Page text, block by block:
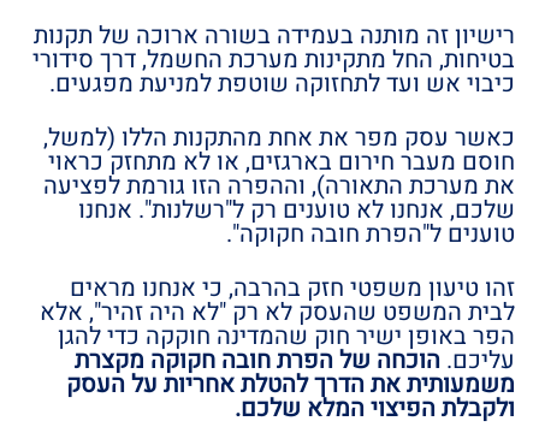
רישיון זה מותנה בעמידה בשורה ארוכה של תקנות
בטיחות, החל מתקינות מערכת החשמל, דרך סידורי
כיבוי אש ועד לתחזוקה שוטפת למניעת מפגעים.
כאשר עסק מפר את אחת מהתקנות הללו (למשל,
חוסם מעבר חירום בארגזים, או לא מתחזק כראוי
את מערכת התאורה), וההפרה הזו גורמת לפציעה
שלכם, אנחנו לא טוענים רק ל"רשלנות". אנחנו
טוענים ל"הפרת חובה חקוקה".
זהו טיעון משפטי חזק בהרבה, כי אנחנו מראים
לבית המשפט שהעסק לא רק "לא היה זהיר", אלא
הפר באופן ישיר חוק שהמדינה חוקקה כדי להגן
עליכם. הוכחה של הפרת חובה חקוקה מקצרת
משמעותית את הדרך להטלת אחריות על העסק
ולקבלת הפיצוי המלא שלכם.